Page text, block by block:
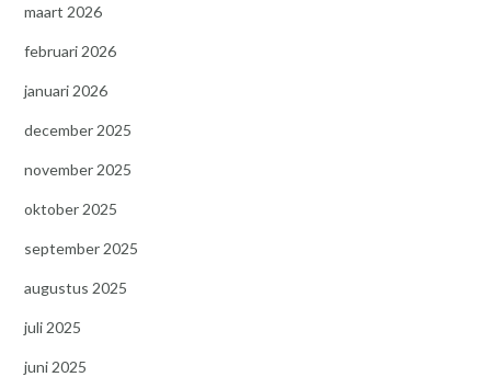
maart 2026
februari 2026
januari 2026
december 2025
november 2025
oktober 2025
september 2025
augustus 2025
juli 2025
juni 2025